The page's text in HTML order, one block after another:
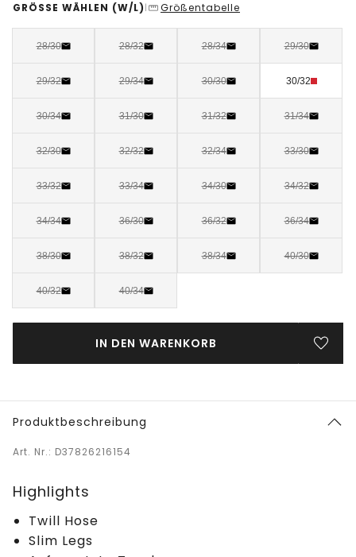
GRÖSSE WÄHLEN (W/L) | Größentabelle
28/30 28/32 28/34 29/30
29/32 29/34 30/30 30/32
30/34 31/30 31/32 31/34
32/30 32/32 32/34 33/30
33/32 33/34 34/30 34/32
34/34 36/30 36/32 36/34
38/30 38/32 38/34 40/30
40/32 40/34
IN DEN WARENKORB
Produktbeschreibung
Art. Nr.: D37826216154
Highlights
Twill Hose
Slim Legs